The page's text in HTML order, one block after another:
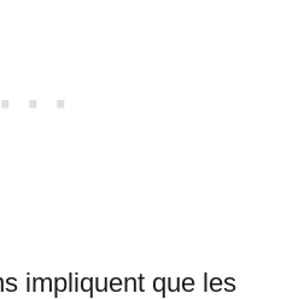
impliquent que les